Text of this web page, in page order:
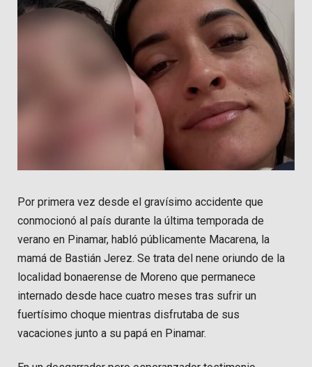
Por primera vez desde el gravísimo accidente que
conmocionó al país durante la última temporada de
verano en Pinamar, habló públicamente Macarena, la
mamá de Bastián Jerez. Se trata del nene oriundo de la
localidad bonaerense de Moreno que permanece
internado desde hace cuatro meses tras sufrir un
fuertísimo choque mientras disfrutaba de sus
vacaciones junto a su papá en Pinamar.